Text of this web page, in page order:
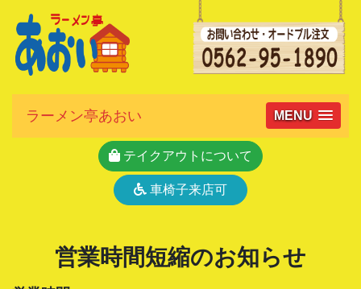
ラーメン亭あおい MENU
テイクアウトについて
車椅子来店可
営業時間短縮のお知らせ